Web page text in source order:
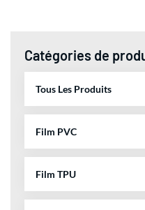
Catégories de
Tous Les Produits
Film PVC
Film TPU